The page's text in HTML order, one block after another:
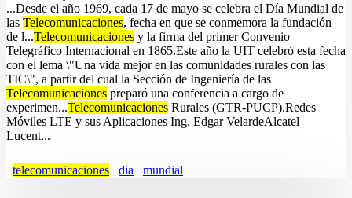
...Desde el año 1969, cada 17 de mayo se celebra el Día Mundial de
las Telecomunicaciones, fecha en que se conmemora la fundación
de l...Telecomunicaciones y la firma del primer Convenio
Telegráfico Internacional en 1865.Este año la UIT celebró esta fecha
con el lema \"Una vida mejor en las comunidades rurales con las
TIC\", a partir del cual la Sección de Ingeniería de las
Telecomunicaciones preparó una conferencia a cargo de
experimen...Telecomunicaciones Rurales (GTR-PUCP).Redes
Móviles LTE y sus Aplicaciones Ing. Edgar VelardeAlcatel
Lucent...
telecomunicaciones dia mundial